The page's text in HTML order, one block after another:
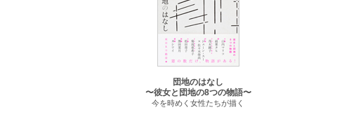
団地のはなし
〜彼女と団地の8つの物語〜
今を時めく女性たちが描く